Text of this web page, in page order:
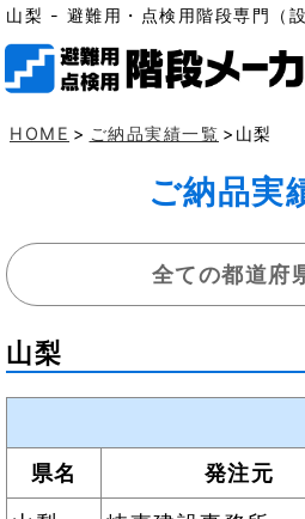
山梨 - 避難用・点検用階段専門（
HOME > ご納品実績一覧 >山梨
ご納品実
全ての都道府
山梨
県名
発注元